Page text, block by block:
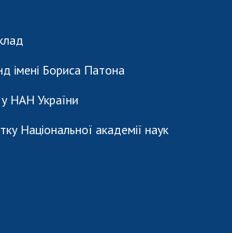
імені Бориса Патона
у НАН України
Національної академії наук